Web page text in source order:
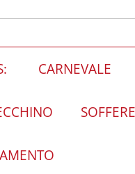
CARNEVALE